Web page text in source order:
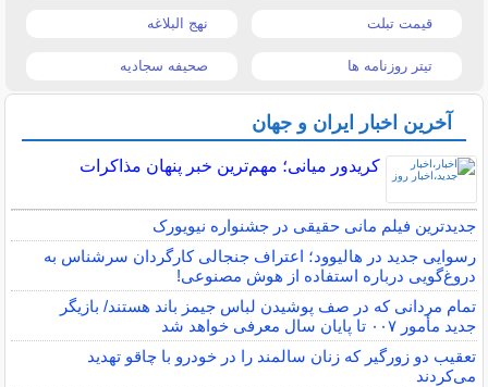
قیمت تبلت نهج البلاغه
تیتر روزنامه ها صحیفه سجادیه
آخرین اخبار ایران و جهان
کریدور میانی؛ مهم‌ترین خبر پنهان مذاکرات
جدیدترین فیلم مانی حقیقی در جشنواره نیویورک
رسوایی جدید در هالیوود؛ اعتراف جنجالی کارگردان سرشناس به
دروغ‌گویی درباره استفاده از هوش مصنوعی!
تمام مردانی که در صف پوشیدن لباس جیمز باند هستند/ بازیگر
جدید مأمور ۰۰۷ تا پایان سال معرفی خواهد شد
تعقیب دو زورگیر که زنان سالمند را در خودرو با چاقو تهدید
می‌کردند